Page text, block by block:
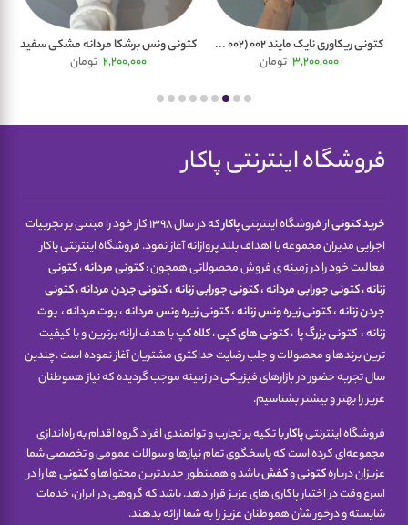
کتونی ریکاوری نایک مایند 002 (002 ...
3,200,000 تومان
کتونی ونس برشکا مردانه مشکی سفید
2,200,000 تومان
فروشگاه اینترنتی پاکار
خرید کتونیاز فروشگاه اینترنتیپاکار
که در سال 1398 کار خود را مبتنی بر تجربیات
اجرایی مدیران مجموعه با اهداف بلند پروازانه آغاز نمود. فروشگاه اینترنتی پاکار
فعالیت خود را در زمینه ی فروش محصولاتی همچون :کتونی مردانه،کتونی
زنانه،کتونی جورابی مردانه،کتونی جورابی زنانه،کتونی جردن مردانه،کتونی
جردن زنانه،کتونی زیره ونس زنانه،کتونی زیره ونس مردانه،بوت مردانه،بوت
زنانه، کتونیبزرگ پا ،کتونی های کپی،کلاه کپبا هدف ارائه برترین و با کیفیت
ترین برندها و محصولات و جلب رضایت حداکثری مشتریان آغاز نموده است .چندین
سال تجربه حضور در بازارهای فیزیکی در زمینه موجب گردیده که نیاز هموطنان
عزیز را بهتر و بیشتر بشناسیم.
فروشگاه اینترنتیپاکاربا تکیه بر تجارب و توانمندی افراد گروه اقدام به راه‌اندازی
مجموعه‌ای کرده است که پاسخگوی تمام نیازها و سوالات عمومی و تخصصی شما
عزیزان دربارهکتونیوکفشباشد و همینطور جدیدترین محتواها وکتونیها را در
اسرع وقت در اختیار پاکاری های عزیز قرار دهد. باشد که گروهی در ایران، خدمات
شایسته و درخور شأن هموطنان عزیز را به شما ارائه بدهند.